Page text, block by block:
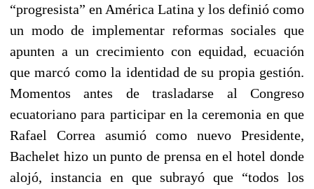
“progresista” en América Latina y los definió como
un modo de implementar reformas sociales que
apunten a un crecimiento con equidad, ecuación
que marcó como la identidad de su propia gestión.
Momentos antes de trasladarse al Congreso
ecuatoriano para participar en la ceremonia en que
Rafael Correa asumió como nuevo Presidente,
Bachelet hizo un punto de prensa en el hotel donde
alojó, instancia en que subrayó que “todos los